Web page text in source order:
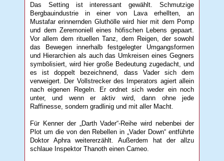
Das Setting ist interessant gewählt. Schmutzige
Bergbauindustrie in einer von Lava erhellten, an
Mustafar erinnernden Gluthölle wird hier mit dem Pomp
und dem Zeremoniell eines höfischen Lebens gepaart.
Vor allem dem rituellen Tanz, dem Reigen, der sowohl
das Bewegen innerhalb festgelegter Umgangsformen
und Hierarchien als auch das Umkreisen eines Gegners
symbolisiert, wird hier große Bedeutung zugedacht, und
es ist doppelt bezeichnend, dass Vader sich dem
verweigert. Der Vollstrecker des Imperators agiert allein
nach eigenen Regeln. Er ordnet sich weder ein noch
unter, und wenn er aktiv wird, dann ohne jede
Raffinesse, sondern gradlinig und mit aller Macht.
Für Kenner der „Darth Vader“-Reihe wird nebenbei der
Plot um die von den Rebellen in „Vader Down“ entführte
Doktor Aphra weitererzählt. Außerdem hat der allzu
schlaue Inspektor Thanoth einen Cameo.